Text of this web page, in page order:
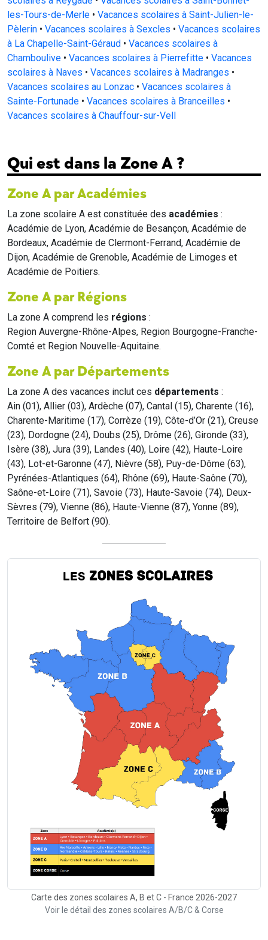
les-Tours-de-Merle • Vacances scolaires à Saint-Julien-le-
Pèlerin • Vacances scolaires à Sexcles • Vacances scolaires
à La Chapelle-Saint-Géraud • Vacances scolaires à
Chamboulive • Vacances scolaires à Pierrefitte • Vacances
scolaires à Naves • Vacances scolaires à Madranges •
Vacances scolaires au Lonzac • Vacances scolaires à
Sainte-Fortunade • Vacances scolaires à Branceilles •
Vacances scolaires à Chauffour-sur-Vell
Qui est dans la Zone A ?
Zone A par Académies
La zone scolaire A est constituée des académies :
Académie de Lyon, Académie de Besançon, Académie de
Bordeaux, Académie de Clermont-Ferrand, Académie de
Dijon, Académie de Grenoble, Académie de Limoges et
Académie de Poitiers.
Zone A par Régions
La zone A comprend les régions :
Region Auvergne-Rhône-Alpes, Region Bourgogne-Franche-
Comté et Region Nouvelle-Aquitaine.
Zone A par Départements
La zone A des vacances inclut ces départements :
Ain (01), Allier (03), Ardèche (07), Cantal (15), Charente (16),
Charente-Maritime (17), Corrèze (19), Côte-d’Or (21), Creuse
(23), Dordogne (24), Doubs (25), Drôme (26), Gironde (33),
Isère (38), Jura (39), Landes (40), Loire (42), Haute-Loire
(43), Lot-et-Garonne (47), Nièvre (58), Puy-de-Dôme (63),
Pyrénées-Atlantiques (64), Rhône (69), Haute-Saône (70),
Saône-et-Loire (71), Savoie (73), Haute-Savoie (74), Deux-
Sèvres (79), Vienne (86), Haute-Vienne (87), Yonne (89),
Territoire de Belfort (90).
Carte des zones scolaires A, B et C - France 2026-2027
Voir le détail des zones scolaires A/B/C & Corse